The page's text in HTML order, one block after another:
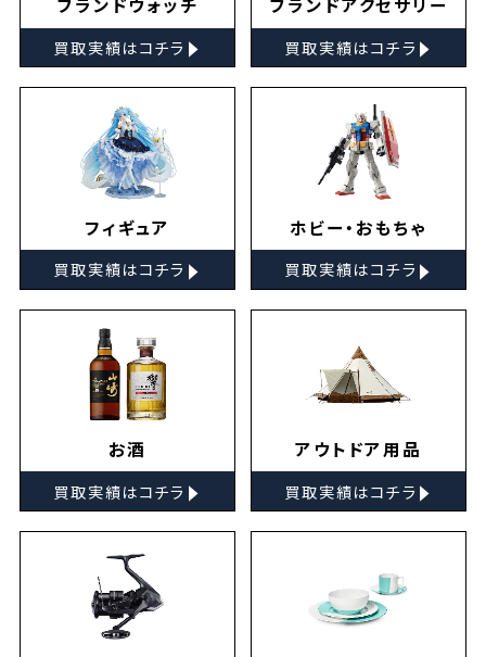
買取実績はコチラ ▸ 買取実績はコチラ ▸
フィギュア
買取実績はコチラ ▸
ホビー・おもちゃ
買取実績はコチラ ▸
お酒
買取実績はコチラ ▸
アウトドア用品
買取実績はコチラ ▸